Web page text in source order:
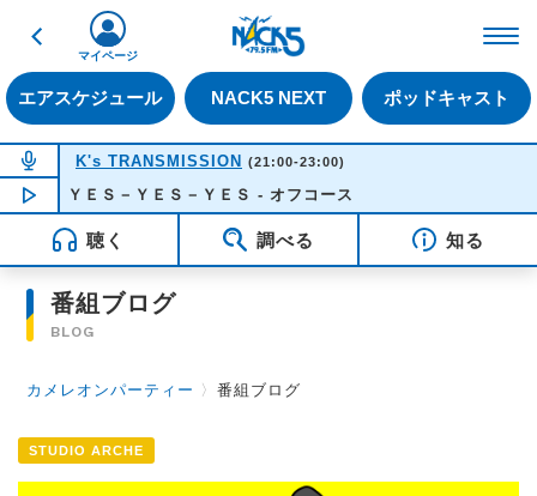
戻る
エアスケジュール NACK5 NEXT ポッドキャスト
マイページ
NOW ON AIR
K's TRANSMISSION (21:00-23:00)
NOW PLAYING 22:11
ＹＥＳ－ＹＥＳ－ＹＥＳ - オフコース
聴く 調べる 知る
番組ブログ
BLOG
カメレオンパーティー 〉番組ブログ
STUDIO ARCHE